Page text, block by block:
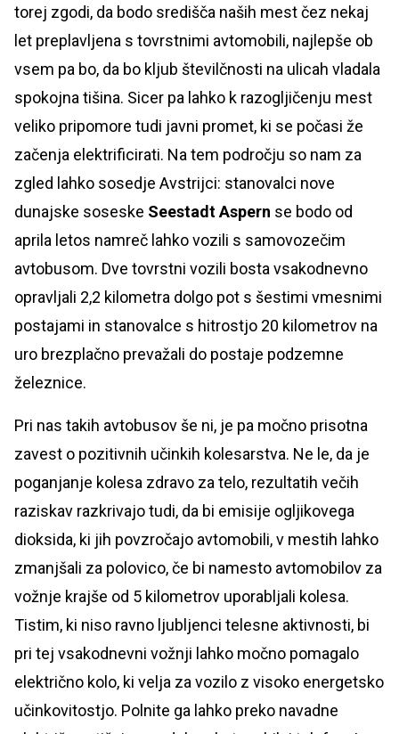
torej zgodi, da bodo središča naših mest čez nekaj
let preplavljena s tovrstnimi avtomobili, najlepše ob
vsem pa bo, da bo kljub številčnosti na ulicah vladala
spokojna tišina. Sicer pa lahko k razogljičenju mest
veliko pripomore tudi javni promet, ki se počasi že
začenja elektrificirati. Na tem področju so nam za
zgled lahko sosedje Avstrijci: stanovalci nove
dunajske soseske Seestadt Aspern se bodo od
aprila letos namreč lahko vozili s samovozečim
avtobusom. Dve tovrstni vozili bosta vsakodnevno
opravljali 2,2 kilometra dolgo pot s šestimi vmesnimi
postajami in stanovalce s hitrostjo 20 kilometrov na
uro brezplačno prevažali do postaje podzemne
železnice.
Pri nas takih avtobusov še ni, je pa močno prisotna
zavest o pozitivnih učinkih kolesarstva. Ne le, da je
poganjanje kolesa zdravo za telo, rezultatih večih
raziskav razkrivajo tudi, da bi emisije ogljikovega
dioksida, ki jih povzročajo avtomobili, v mestih lahko
zmanjšali za polovico, če bi namesto avtomobilov za
vožnje krajše od 5 kilometrov uporabljali kolesa.
Tistim, ki niso ravno ljubljenci telesne aktivnosti, bi
pri tej vsakodnevni vožnji lahko močno pomagalo
električno kolo, ki velja za vozilo z visoko energetsko
učinkovitostjo. Polnite ga lahko preko navadne